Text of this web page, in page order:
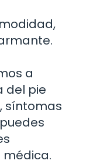
a
del pie
síntomas